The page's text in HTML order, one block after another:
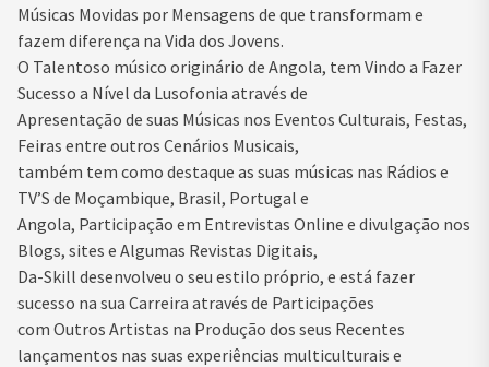
Músicas Movidas por Mensagens de que transformam e
fazem diferença na Vida dos Jovens.
O Talentoso músico originário de Angola, tem Vindo a Fazer
Sucesso a Nível da Lusofonia através de
Apresentação de suas Músicas nos Eventos Culturais, Festas,
Feiras entre outros Cenários Musicais,
também tem como destaque as suas músicas nas Rádios e
TV’S de Moçambique, Brasil, Portugal e
Angola, Participação em Entrevistas Online e divulgação nos
Blogs, sites e Algumas Revistas Digitais,
Da-Skill desenvolveu o seu estilo próprio, e está fazer
sucesso na sua Carreira através de Participações
com Outros Artistas na Produção dos seus Recentes
lançamentos nas suas experiências multiculturais e